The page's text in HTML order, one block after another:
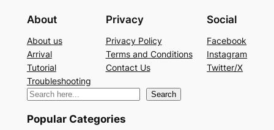
About
About us
Arrival
Tutorial
Troubleshooting
Privacy
Privacy Policy
Terms and Conditions
Contact Us
Social
Facebook
Instagram
Twitter/X
検
Search
Popular Categories